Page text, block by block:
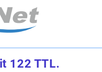
122 TTL.